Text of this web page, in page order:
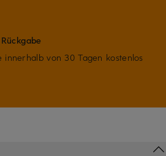
innerhalb von 30 Tagen kostenlos